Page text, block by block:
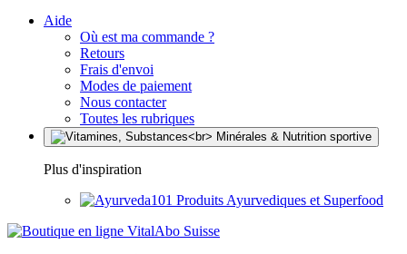
Aide
Où est ma commande ?
Retours
Frais d'envoi
Modes de paiement
Nous contacter
Toutes les rubriques
Plus d'inspiration
Produits Ayurvediques et Superfood